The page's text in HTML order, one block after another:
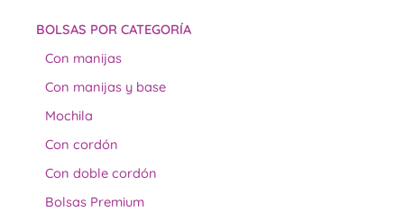
BOLSAS POR CATEGORÍA
Con manijas
Con manijas y base
Mochila
Con cordón
Con doble cordón
Bolsas Premium